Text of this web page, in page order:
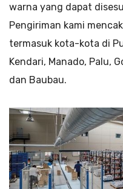
warna yang dapat
Pengiriman kami
termasuk kota-kota di
Kendari, Manado, Palu,
dan Baubau.